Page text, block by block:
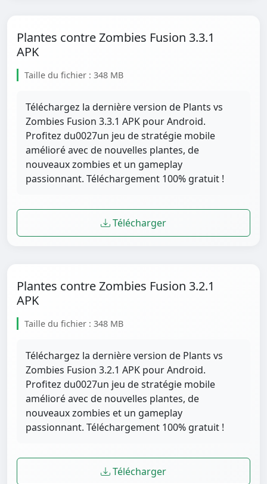
Plantes contre Zombies Fusion 3.3.1
APK
Taille du fichier : 348 MB
Téléchargez la dernière version de Plants vs
Zombies Fusion 3.3.1 APK pour Android.
Profitez du0027un jeu de stratégie mobile
amélioré avec de nouvelles plantes, de
nouveaux zombies et un gameplay
passionnant. Téléchargement 100% gratuit !
Télécharger
Plantes contre Zombies Fusion 3.2.1
APK
Taille du fichier : 348 MB
Téléchargez la dernière version de Plants vs
Zombies Fusion 3.2.1 APK pour Android.
Profitez du0027un jeu de stratégie mobile
amélioré avec de nouvelles plantes, de
nouveaux zombies et un gameplay
passionnant. Téléchargement 100% gratuit !
Télécharger